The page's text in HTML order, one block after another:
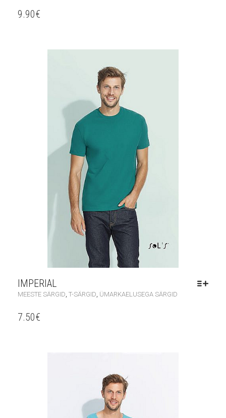
9.90€
IMPERIAL
MEESTE SÄRGID, T-SÄRGID, ÜMARKAELUSEGA SÄRGID
7.50€